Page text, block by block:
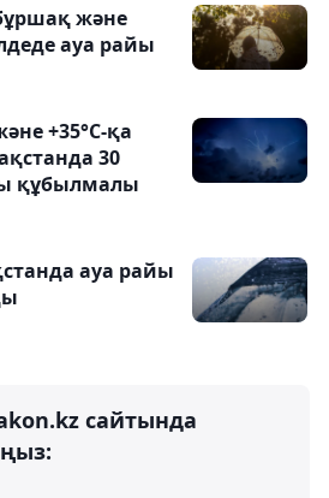
және
ауа райы
+35°С-қа
30
құбылмалы
ауа райы
сайтында